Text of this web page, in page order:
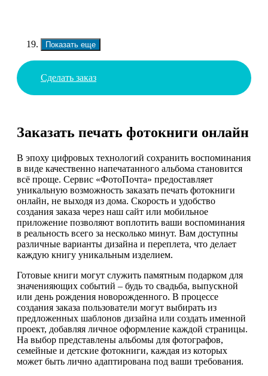
Показать еще
Сделать заказ
Заказать печать фотокниги онлайн
В эпоху цифровых технологий сохранить воспоминания
в виде качественно напечатанного альбома становится
всё проще. Сервис «ФотоПочта» предоставляет
уникальную возможность заказать печать фотокниги
онлайн, не выходя из дома. Скорость и удобство
создания заказа через наш сайт или мобильное
приложение позволяют воплотить ваши воспоминания
в реальность всего за несколько минут. Вам доступны
различные варианты дизайна и переплета, что делает
каждую книгу уникальным изделием.
Готовые книги могут служить памятным подарком для
значенияющих событий – будь то свадьба, выпускной
или день рождения новорожденного. В процессе
создания заказа пользователи могут выбирать из
предложенных шаблонов дизайна или создать именной
проект, добавляя личное оформление каждой страницы.
На выбор представлены альбомы для фотографов,
семейные и детские фотокниги, каждая из которых
может быть лично адаптирована под ваши требования.